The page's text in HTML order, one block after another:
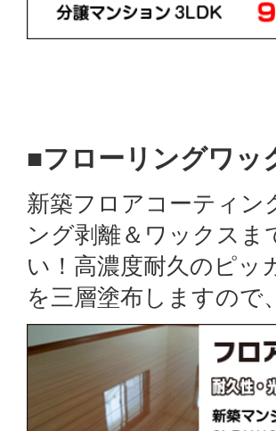
■フローリングワッ
新築フロアコーティン
ング剥離＆ワックスま
い！高濃度耐久のピッ
を三層塗布しますので